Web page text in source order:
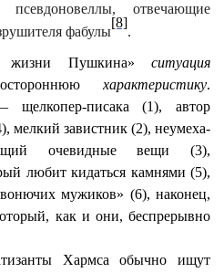
отвечающие
фабулы
[8]
.
жизни Пушкина» ситуация
характеристику.
писака (1), автор
мелкий завистник (2), неумеха-
очевидные вещи (3),
любит кидаться камнями (5),
мужиков» (6), наконец,
как и они, беспрерывно
Хармса обычно ищут